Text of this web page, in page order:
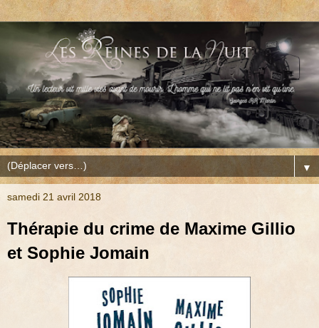
▼
samedi 21 avril 2018
Thérapie du crime de Maxime Gillio
et Sophie Jomain